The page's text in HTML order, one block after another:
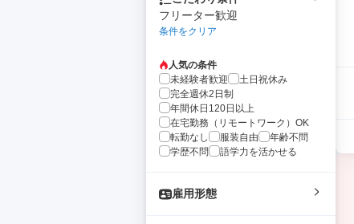
フリーター歓迎
条件をクリア
人気の条件
未経験者歓迎
土日祝休み
完全週休2日制
年間休日120日以上
在宅勤務（リモートワーク）OK
転勤なし
服装自由
年齢不問
学歴不問
語学力を活かせる
雇用形態